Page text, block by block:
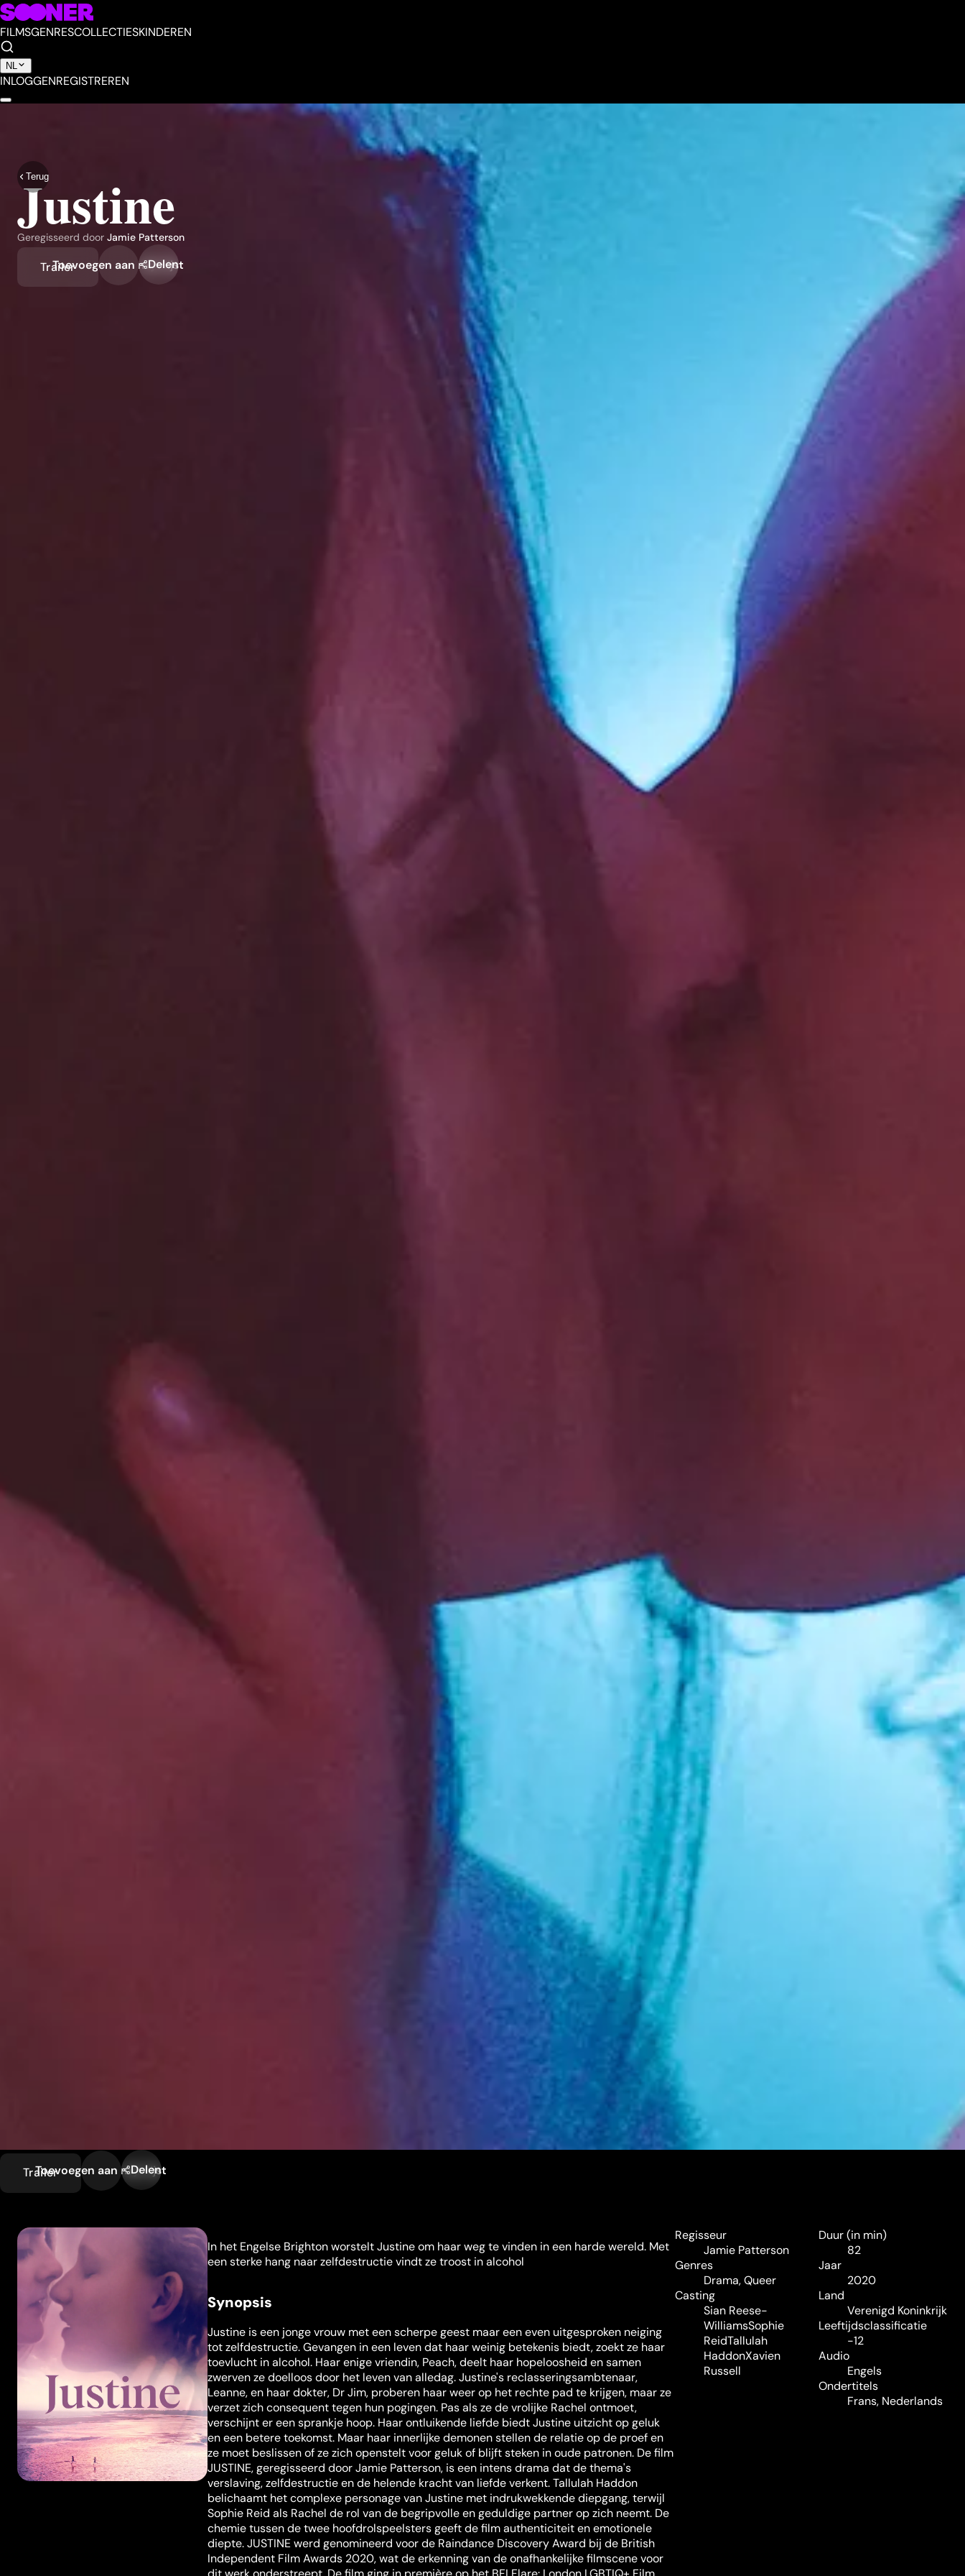
FILMSGENRESCOLLECTIESKINDEREN
NL
INLOGGENREGISTREREN
Terug
Justine
Geregisseerd door Jamie Patterson
Trailer
Toevoegen aan mijn lijst
Delen
Trailer
Toevoegen aan mijn lijst
Delen
In het Engelse Brighton worstelt Justine om haar weg te vinden in een harde wereld. Met
een sterke hang naar zelfdestructie vindt ze troost in alcohol
Synopsis
Justine is een jonge vrouw met een scherpe geest maar een even uitgesproken neiging
tot zelfdestructie. Gevangen in een leven dat haar weinig betekenis biedt, zoekt ze haar
toevlucht in alcohol. Haar enige vriendin, Peach, deelt haar hopeloosheid en samen
zwerven ze doelloos door het leven van alledag. Justine's reclasseringsambtenaar,
Leanne, en haar dokter, Dr Jim, proberen haar weer op het rechte pad te krijgen, maar ze
verzet zich consequent tegen hun pogingen. Pas als ze de vrolijke Rachel ontmoet,
verschijnt er een sprankje hoop. Haar ontluikende liefde biedt Justine uitzicht op geluk
en een betere toekomst. Maar haar innerlijke demonen stellen de relatie op de proef en
ze moet beslissen of ze zich openstelt voor geluk of blijft steken in oude patronen. De film
JUSTINE, geregisseerd door Jamie Patterson, is een intens drama dat de thema's
verslaving, zelfdestructie en de helende kracht van liefde verkent. Tallulah Haddon
belichaamt het complexe personage van Justine met indrukwekkende diepgang, terwijl
Sophie Reid als Rachel de rol van de begripvolle en geduldige partner op zich neemt. De
chemie tussen de twee hoofdrolspeelsters geeft de film authenticiteit en emotionele
diepte. JUSTINE werd genomineerd voor de Raindance Discovery Award bij de British
Independent Film Awards 2020, wat de erkenning van de onafhankelijke filmscene voor
Regisseur
Jamie Patterson
Genres
Drama,Queer
Casting
Sian Reese-
WilliamsSophie
ReidTallulah
HaddonXavien
Russell
Duur (in min)
82
Jaar
2020
Land
Verenigd Koninkrijk
Leeftijdsclassificatie
-12
Audio
Engels
Ondertitels
Frans, Nederlands